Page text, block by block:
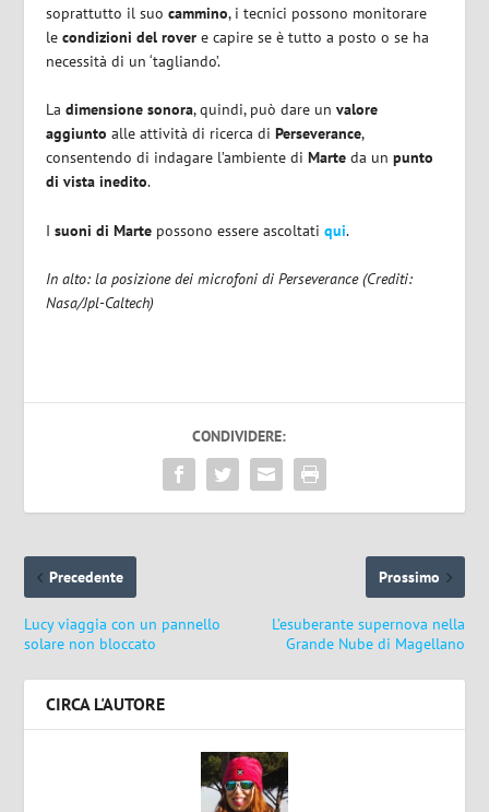
soprattutto il suocammino, i tecnici possono monitorare
lecondizioni del rover e capire se è tutto a posto o se ha
necessità di un ‘tagliando’.
Ladimensione sonora, quindi, può dare unvalore
aggiunto alle attività di ricerca diPerseverance,
consentendo di indagare l’ambiente diMarte da unpunto
di vista inedito.
I suoni di Marte possono essere ascoltatiqui.
In alto: la posizione dei microfoni di Perseverance (Crediti:
Nasa/Jpl-Caltech)
CONDIVIDERE:
Precedente
Lucy viaggia con un pannello
solare non bloccato
Prossimo
L’esuberante supernova nella
Grande Nube di Magellano
CIRCA L'AUTORE